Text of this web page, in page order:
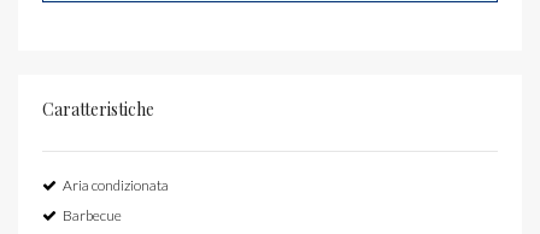
Caratteristiche
Aria condizionata
Barbecue